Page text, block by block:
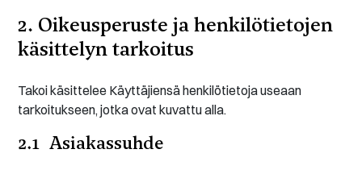
2. Oikeusperuste ja henkilötietojen
käsittelyn tarkoitus
Takoi käsittelee Käyttäjiensä henkilötietoja useaan
tarkoitukseen, jotka ovat kuvattu alla.
2.1 Asiakassuhde